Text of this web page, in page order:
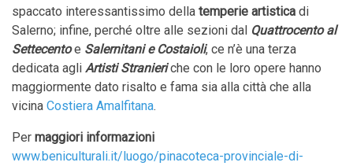
spaccato interessantissimo della temperie artistica di
Salerno; infine, perché oltre alle sezioni dal Quattrocento al
Settecentoe Salernitani e Costaioli, ce n’è una terza
dedicata agli Artisti Stranieriche con le loro opere hanno
maggiormente dato risalto e fama sia alla città che alla
vicina Costiera Amalfitana.
Per maggiori informazioni
www.beniculturali.it/luogo/pinacoteca-provinciale-di-